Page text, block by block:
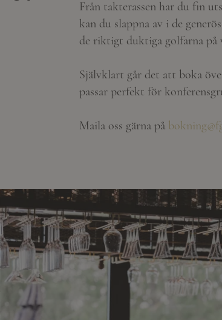
Från takterassen har du fin
kan du slappna av i de
de riktigt duktiga golfarna på
Självklart går det att boka
passar perfekt för
Maila oss gärna på